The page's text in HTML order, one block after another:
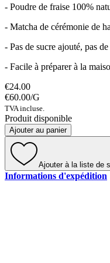
- Poudre de fraise 100%
- Matcha de cérémonie de
- Pas de sucre ajouté, pas
- Facile à préparer à la
€24.00
€60.00/G
TVA incluse.
Produit disponible
Ajouter au panier
Ajouter à la liste de
Informations d'expédition